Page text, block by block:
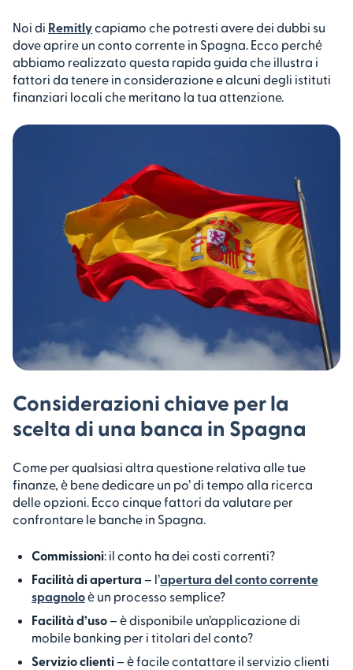
Noi di Remitlycapiamo che potresti avere dei dubbi su
dove aprire un conto corrente in Spagna. Ecco perché
abbiamo realizzato questa rapida guida che illustra i
fattori da tenere in considerazione e alcuni degli istituti
finanziari locali che meritano la tua attenzione.
Considerazioni chiave per la
scelta di una banca in Spagna
Come per qualsiasi altra questione relativa alle tue
finanze, è bene dedicare un po’ di tempo alla ricerca
delle opzioni. Ecco cinque fattori da valutare per
confrontare le banche in Spagna.
Commissioni: il conto ha dei costi correnti?
Facilità di apertura – l’apertura del conto corrente
spagnoloè un processo semplice?
Facilità d’uso– è disponibile un’applicazione di
mobile banking per i titolari del conto?
Servizio clienti– è facile contattare il servizio clienti